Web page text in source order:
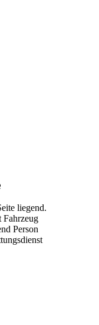
liegend.
Fahrzeug
Person